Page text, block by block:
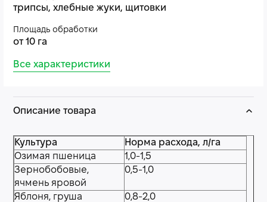
трипсы, хлебные жуки, щитовки
Площадь обработки
от 10 га
Все характеристики
Описание товара
Культура
Норма расхода, л/га
Озимая пшеница
1,0-1,5
Зернобобовые,
ячмень яровой
0,5-1,0
Яблоня, груша
0,8-2,0